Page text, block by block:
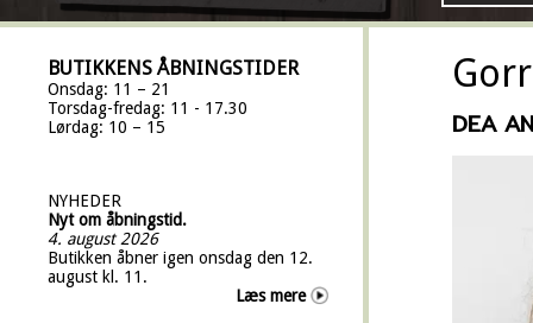
BUTIKKENS ÅBNINGSTIDER
Onsdag: 11 – 21
Torsdag-fredag: 11 - 17.30
Lørdag: 10 – 15
NYHEDER
Nyt om åbningstid.
4. august 2026
Butikken åbner igen onsdag den 12.
august kl. 11.
Læs mere
DEA